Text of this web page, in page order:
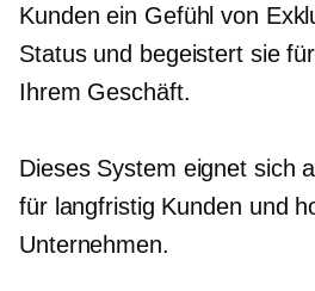
Kunden ein Gefühl von
Status und begeistert sie
Ihrem Geschäft.
Dieses System eignet sich
für langfristig Kunden und
Unternehmen.